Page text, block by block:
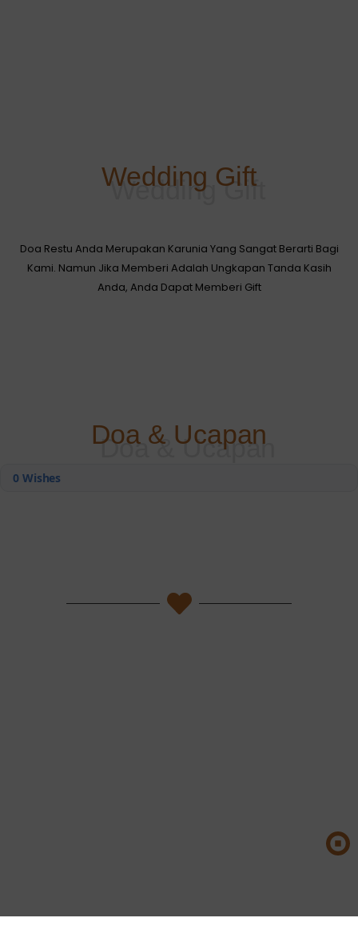
Wedding Gift
Doa Restu Anda Merupakan Karunia Yang Sangat Berarti Bagi
Kami. Namun Jika Memberi Adalah Ungkapan Tanda Kasih
Anda, Anda Dapat Memberi Gift
Doa & Ucapan
0Wishes